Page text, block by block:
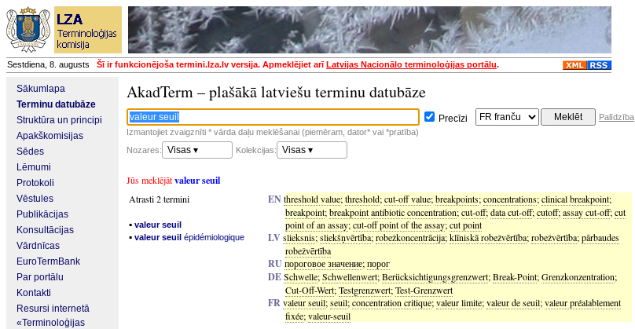
Sestdiena, 8. augusts Šī ir funkcionējoša termini.lza.lv versija. Apmeklējiet arīLatvijas Nacionālo terminoloģijas portālu.
Sākumlapa
Terminu datubāze
Struktūra un principi
Apakškomisijas
Sēdes
Lēmumi
Protokoli
Vēstules
Publikācijas
Konsultācijas
Vārdnīcas
EuroTermBank
Par portālu
Kontakti
Resursi internetā
«Terminoloģijas
AkadTerm – plašākā latviešu terminu datubāze
Precīzi
Palīdzība
Izmantojiet zvaigznīti * vārda daļu meklēšanai (piemēram, dator* vai *pratība)
Nozares:
Visas ▾ Kolekcijas: Visas ▾
Jūs meklējātvaleur seuil
Atrasti 2 termini
▪ valeur seuil
▪ valeur seuil épidémiologique
ENthreshold value;threshold;cut-off value;breakpoints;concentrations;clinical breakpoint;
breakpoint;breakpoint antibiotic concentration;cut-off;data cut-off;cutoff;assay cut-off;cut
point of an assay;cut-off point of the assay;cut point
LVslieksnis;sliekšņvērtība;robežkoncentrācija;klīniskā robežvērtība;robežvērtība;pārbaudes
robežvērtība
RUпороговое значение;порог
DESchwelle;Schwellenwert;Berücksichtigungsgrenzwert;Break-Point;Grenzkonzentration;
Cut-Off-Wert;Testgrenzwert;Test-Grenzwert
FRvaleur seuil;seuil;concentration critique;valeur limite;valeur de seuil;valeur préalablement
fixée;valeur-seuil